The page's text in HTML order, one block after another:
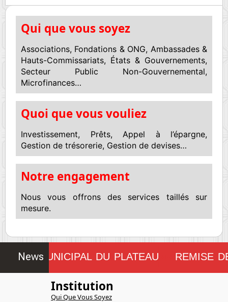
Qui que vous soyez
Associations, Fondations & ONG, Ambassades &
Hauts-Commissariats, États & Gouvernements,
Secteur Public Non-Gouvernemental,
Microfinances…
Quoi que vous vouliez
Investissement, Prêts, Appel à l’épargne,
Gestion de trésorerie, Gestion de devises…
Notre engagement
Nous vous offrons des services taillés sur
mesure.
NewsMUNICIPAL DU PLATEAU!!!!!!!! REMISE
Institution
Qui Que Vous Soyez